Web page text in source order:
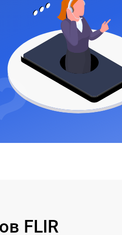
FLIR